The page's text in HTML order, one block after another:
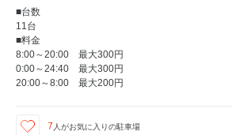
■台数
11台
■料金
8:00～20:00 最大300円
0:00～24:40 最大300円
20:00～8:00 最大200円
7 人がお気に入りの駐車場